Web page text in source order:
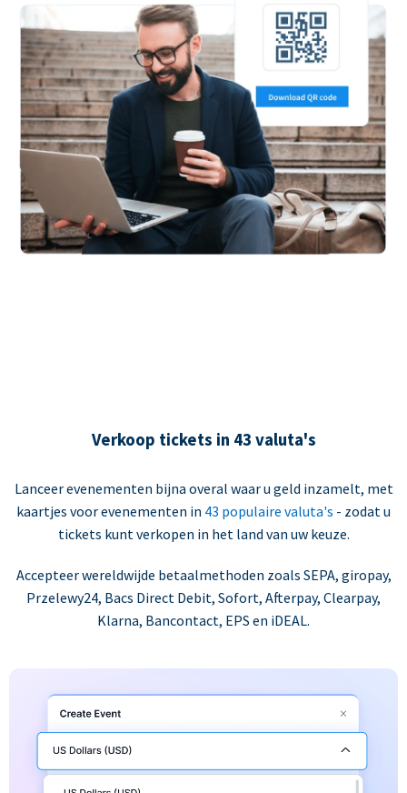
Verkoop tickets in 43 valuta's
Lanceer evenementen bijna overal waar u geld inzamelt, met
kaartjes voor evenementen in 43 populaire valuta's - zodat u
tickets kunt verkopen in het land van uw keuze.
Accepteer wereldwijde betaalmethoden zoals SEPA, giropay,
Przelewy24, Bacs Direct Debit, Sofort, Afterpay, Clearpay,
Klarna, Bancontact, EPS en iDEAL.